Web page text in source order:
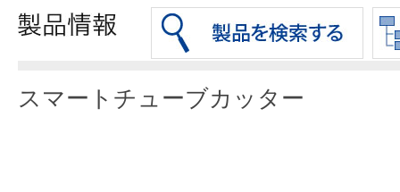
スマートチューブカッター